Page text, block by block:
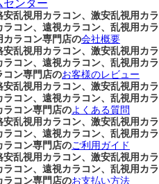
センター
乱視用カラコン、激安乱視用カラ
コン、遠視カラコン、乱視用カラ
カラコン専門店の会社概要
乱視用カラコン、激安乱視用カラ
コン、遠視カラコン、乱視用カラ
コン専門店のお客様のレビュー
乱視用カラコン、激安乱視用カラ
コン、遠視カラコン、乱視用カラ
ラコン専門店のよくある質問
乱視用カラコン、激安乱視用カラ
コン、遠視カラコン、乱視用カラ
ラコン専門店のご利用ガイド
乱視用カラコン、激安乱視用カラ
コン、遠視カラコン、乱視用カラ
ラコン専門店のお支払い方法